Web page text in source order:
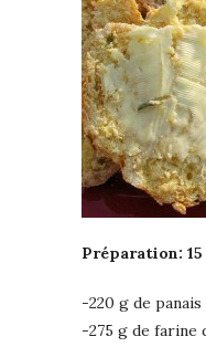
Préparation:
-220 g de
-275 g de farine